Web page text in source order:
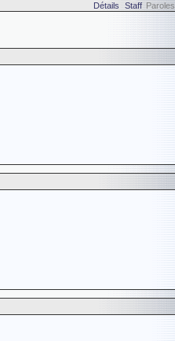
Détails Staff Paroles